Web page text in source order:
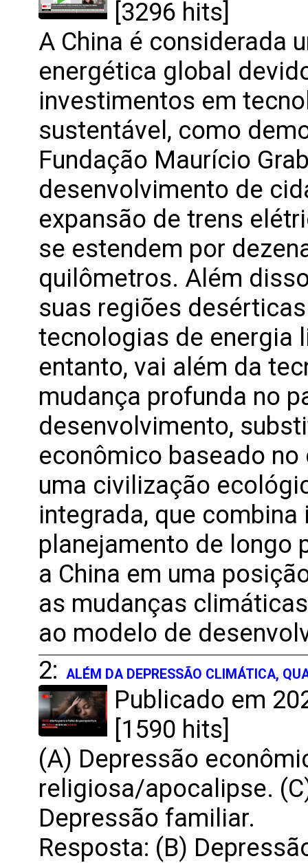
[3296 hits]
A China é considerada
energética global
investimentos em
sustentável, como
Fundação Maurício
desenvolvimento de
expansão de trens
se estendem por
quilômetros. Além
suas regiões
tecnologias de energia
entanto, vai além da
mudança profunda no
desenvolvimento,
econômico baseado
uma civilização
integrada, que
planejamento de longo
a China em uma
as mudanças
ao modelo de
2:
ALÉM DA DEPRESSÃO CLIMÁTICA,
Publicado em
[1590 hits]
(A) Depressão
religiosa/apocalipse.
Depressão familiar.
Resposta: (B)